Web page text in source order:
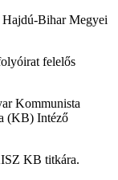
Bihar Megyei
felelős
Kommunista
(KB) Intéző
KB titkára.